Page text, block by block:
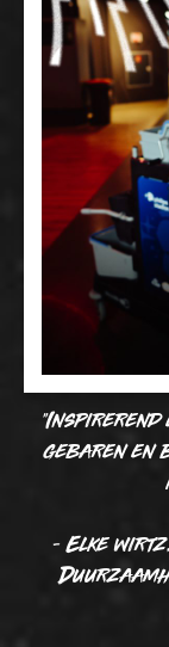
"Inspirerend
gebaren en
- Elke